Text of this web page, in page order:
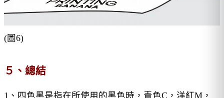
(圖6)
５、總結
1、四色黑是指在所使用的黑色時，青色C，洋紅M，